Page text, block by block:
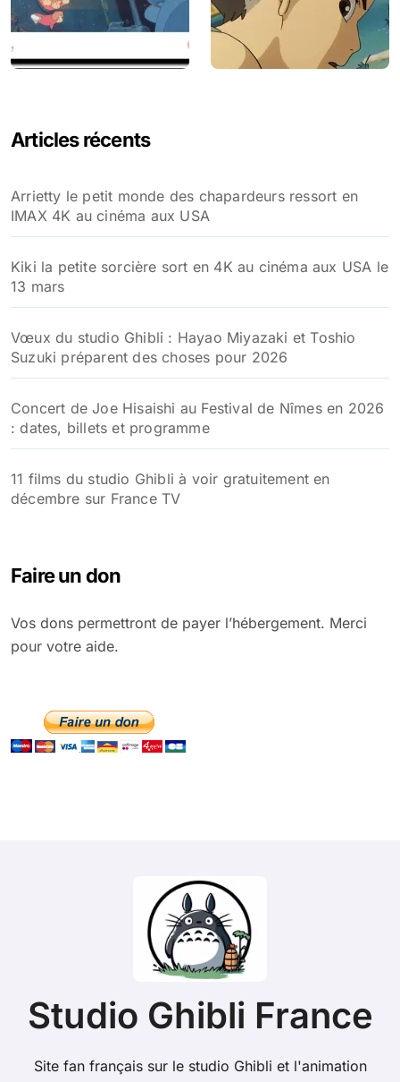
Articles récents
Arrietty le petit monde des chapardeurs ressort en
IMAX 4K au cinéma aux USA
Kiki la petite sorcière sort en 4K au cinéma aux USA le
13 mars
Vœux du studio Ghibli : Hayao Miyazaki et Toshio
Suzuki préparent des choses pour 2026
Concert de Joe Hisaishi au Festival de Nîmes en 2026
: dates, billets et programme
11 films du studio Ghibli à voir gratuitement en
décembre sur France TV
Faire un don
Vos dons permettront de payer l’hébergement. Merci
pour votre aide.
Studio Ghibli France
Site fan français sur le studio Ghibli et l'animation